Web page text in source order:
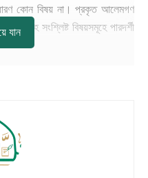
কোন বিষয় না। প্রকৃত আলেমগণ
সংশ্লিষ্ট বিষয়সমূহে পারদর্শী
যান